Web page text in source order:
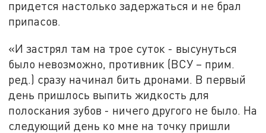
придется настолько задержаться и не брал
припасов.
«И застрял там на трое суток - высунуться
было невозможно, противник (ВСУ – прим.
ред.) сразу начинал бить дронами. В первый
день пришлось выпить жидкость для
полоскания зубов - ничего другого не было. На
следующий день ко мне на точку пришли